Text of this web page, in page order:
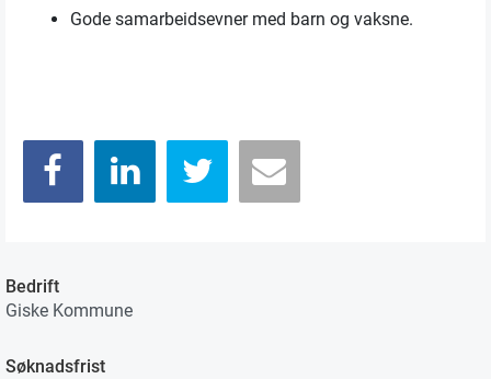
Gode samarbeidsevner med barn og vaksne.
Bedrift
Giske Kommune
Søknadsfrist